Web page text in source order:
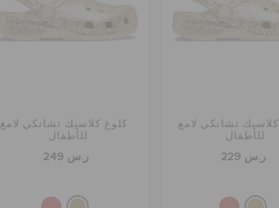
تشانكي لامغ
للأطفال
ر.س 229
كلوغ كلاسيك تشانكي لامغ
للأطفال
ر.س 249